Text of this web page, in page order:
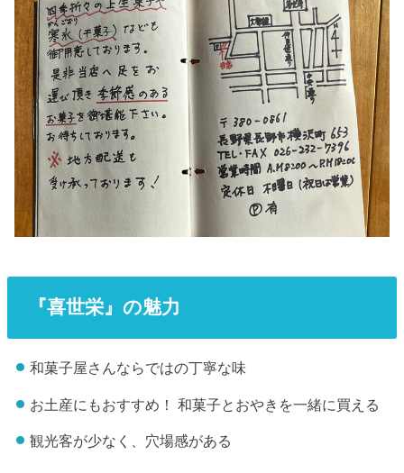
『喜世栄』の魅力
和菓子屋さんならではの丁寧な味
お土産にもおすすめ！ 和菓子とおやきを一緒に買える
観光客が少なく、穴場感がある